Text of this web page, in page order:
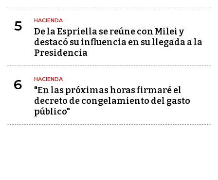
5 HACIENDA
De la Espriella se reúne con Milei y
destacó su influencia en su llegada a la
Presidencia
6 HACIENDA
"En las próximas horas firmaré el
decreto de congelamiento del gasto
público"